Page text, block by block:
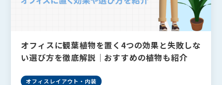
オフィスに観葉植物を置く4つの効果と失敗しな
い選び方を徹底解説│おすすめの植物も紹介
オフィスレイアウト・内装